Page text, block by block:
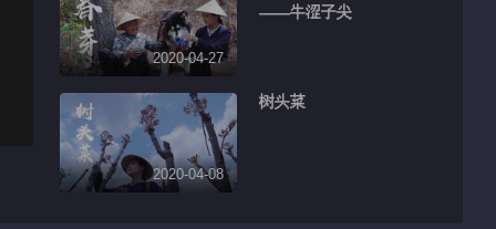
2020-04-27
——牛涩子尖
2020-04-08
树头菜